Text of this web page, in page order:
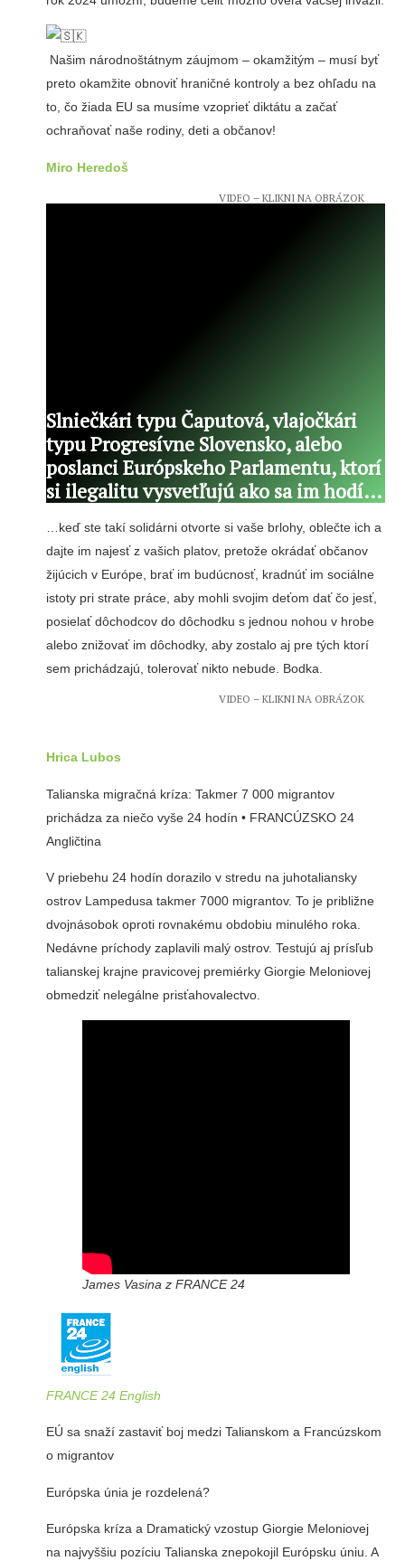
Našim národnoštátnym záujmom – okamžitým – musí byť
preto okamžite obnoviť hraničné kontroly a bez ohľadu na
to, čo žiada EU sa musíme vzoprieť diktátu a začať
ochraňovať naše rodiny, deti a občanov!
Miro Heredoš
VIDEO – KLIKNI NA OBRÁZOK
Slniečkári typu Čaputová, vlajočkári
typu Progresívne Slovensko, alebo
poslanci Európskeho Parlamentu, ktorí
si ilegalitu vysvetľujú ako sa im hodí…
…keď ste takí solidárni otvorte si vaše brlohy, oblečte ich a
dajte im najesť z vašich platov, pretože okrádať občanov
žijúcich v Európe, brať im budúcnosť, kradnúť im sociálne
istoty pri strate práce, aby mohli svojim deťom dať čo jesť,
posielať dôchodcov do dôchodku s jednou nohou v hrobe
alebo znižovať im dôchodky, aby zostalo aj pre tých ktorí
sem prichádzajú, tolerovať nikto nebude. Bodka.
VIDEO – KLIKNI NA OBRÁZOK
Hrica Lubos
Talianska migračná kríza: Takmer 7 000 migrantov
prichádza za niečo vyše 24 hodín • FRANCÚZSKO 24
Angličtina
V priebehu 24 hodín dorazilo v stredu na juhotaliansky
ostrov Lampedusa takmer 7000 migrantov. To je približne
dvojnásobok oproti rovnakému obdobiu minulého roka.
Nedávne príchody zaplavili malý ostrov. Testujú aj prísľub
talianskej krajne pravicovej premiérky Giorgie Meloniovej
obmedziť nelegálne prisťahovalectvo.
James Vasina z FRANCE 24
FRANCE 24 English
EÚ sa snaží zastaviť boj medzi Talianskom a Francúzskom
o migrantov
Európska únia je rozdelená?
Európska kríza a Dramatický vzostup Giorgie Meloniovej
na najvyššiu pozíciu Talianska znepokojil Európsku úniu. A